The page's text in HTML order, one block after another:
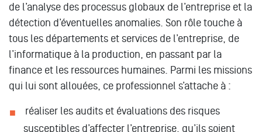
de l’analyse des processus globaux de l’entreprise et la
détection d’éventuelles anomalies. Son rôle touche à
tous les départements et services de l’entreprise, de
l’informatique à la production, en passant par la
finance et les ressources humaines. Parmi les missions
qui lui sont allouées, ce professionnel s’attache à :
réaliser les audits et évaluations des risques
susceptibles d’affecter l’entreprise, qu’ils soient